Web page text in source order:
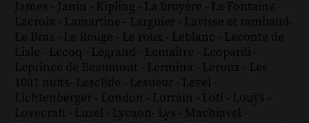
James - Janin - Kipling - La bruyère - La Fontaine -
Lacroix - Lamartine - Larguier - Lavisse et rambaud-
Le Braz - Le Rouge - Le roux - Leblanc - Leconte de
Lisle - Lecoq - Legrand - Lemaître - Leopardi -
Leprince de Beaumont - Lermina - Leroux - Les
1001 nuits- Lesclide - Lesueur - Level -
Lichtenberger - London - Lorrain - Loti - Louÿs -
Lovecraft - Luzel - Lycaon- Lys - Machiavel -